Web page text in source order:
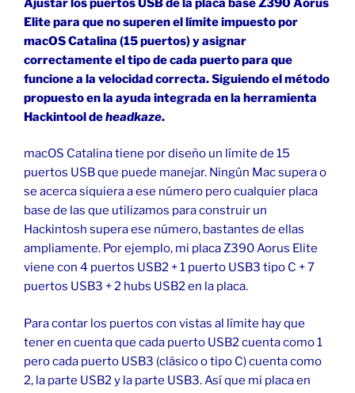
Ajustar los puertos USB de la placa base Z390 Aorus
Elite para que no superen el límite impuesto por
macOS Catalina (15 puertos) y asignar
correctamente el tipo de cada puerto para que
funcione a la velocidad correcta. Siguiendo el método
propuesto en la ayuda integrada en la herramienta
Hackintool deheadkaze.
macOS Catalina tiene por diseño un límite de 15
puertos USB que puede manejar. Ningún Mac supera o
se acerca siquiera a ese número pero cualquier placa
base de las que utilizamos para construir un
Hackintosh supera ese número, bastantes de ellas
ampliamente. Por ejemplo, mi placa Z390 Aorus Elite
viene con 4 puertos USB2 + 1 puerto USB3 tipo C + 7
puertos USB3 + 2 hubs USB2 en la placa.
Para contar los puertos con vistas al límite hay que
tener en cuenta que cada puerto USB2 cuenta como 1
pero cada puerto USB3 (clásico o tipo C) cuenta como
2, la parte USB2 y la parte USB3. Así que mi placa en